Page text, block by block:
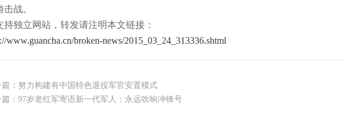
击战。
持独立网站，转发请注明本文链接：
www.guancha.cn/broken-news/2015_03_24_313336.shtml
： 努力构建有中国特色退役军官安置模式
篇：97岁老红军寄语新一代军人：永远吹响冲锋号